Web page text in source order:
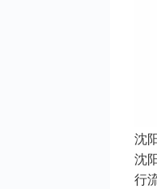
沈
沈
行